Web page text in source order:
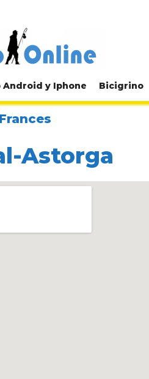
Android y Iphone Bicigrino
Astorga